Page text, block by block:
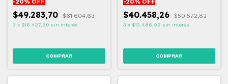
$49.283,70 $61.604,63
3 x $16.427,90 sin interés
$40.458,26 $50.572,82
3 x $13.486,09 sin interés